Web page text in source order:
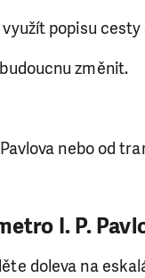
popisu cesty
změnit.
nebo od
I. P.
doleva na